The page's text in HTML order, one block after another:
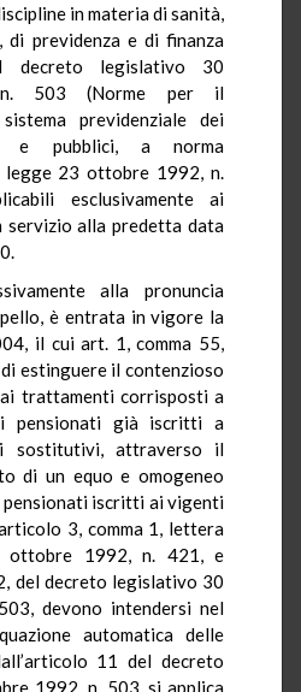
in materia di sanità,
di previdenza e di finanza
decreto legislativo 30
n. 503 (Norme per il
previdenziale dei
e pubblici, a norma
legge 23 ottobre 1992, n.
esclusivamente ai
alla predetta data
alla pronuncia
è entrata in vigore la
il cui art. 1, comma 55,
estinguere il contenzioso
trattamenti corrisposti a
pensionati già iscritti a
sostitutivi, attraverso il
di un equo e omogeneo
iscritti ai vigenti
3, comma 1, lettera
ottobre 1992, n. 421, e
del decreto legislativo 30
devono intendersi nel
automatica delle
11 del decreto
1992, n. 503, si applica